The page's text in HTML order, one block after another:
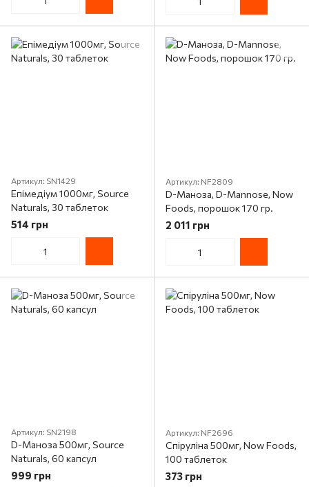
Артикул: SN1429
Епімедіум 1000мг, Source
Naturals, 30 таблеток
514 грн
Артикул: NF2809
D-Маноза, D-Mannose, Now
Foods, порошок 170 гр.
2 011 грн
Артикул: SN2198
D-Маноза 500мг, Source
Naturals, 60 капсул
999 грн
Артикул: NF2696
Спіруліна 500мг, Now Foods,
100 таблеток
373 грн